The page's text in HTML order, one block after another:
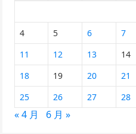
4
5 6 7
11
12 13 14
18
19 20 21
25
26 27 28
« 4 月 6 月 »